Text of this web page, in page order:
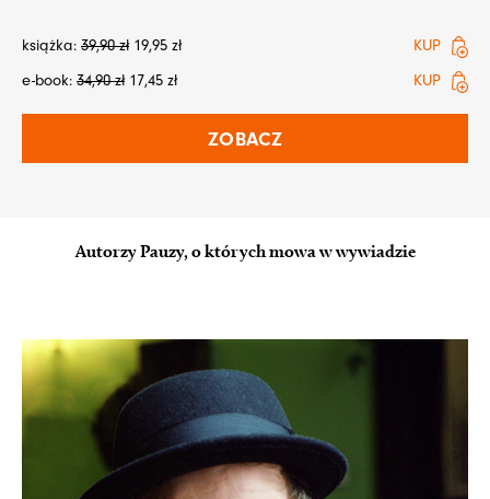
książka: 39,90zł 19,95 zł
KUP
e-book: 34,90zł 17,45 zł KUP
ZOBACZ
Autorzy Pauzy, o których mowa w wywiadzie